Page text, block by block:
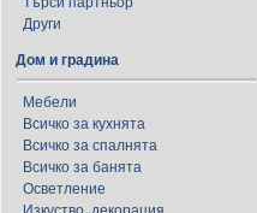
Други
Дом и градина
Мебели
Всичко за кухнята
Всичко за спалнята
Всичко за банята
Осветление